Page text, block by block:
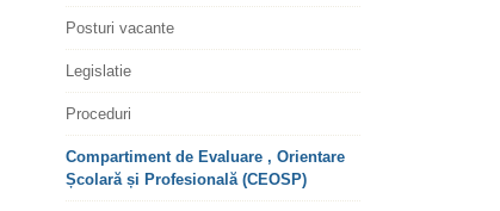
Posturi vacante
Legislatie
Proceduri
Compartiment de Evaluare , Orientare
Școlară și Profesională (CEOSP)